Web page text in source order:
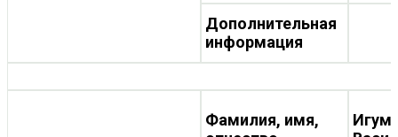
Дополнительная
информация
Фамилия, имя,